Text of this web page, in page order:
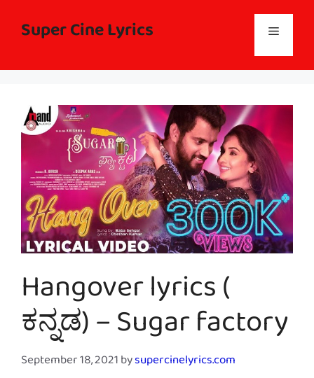
contentSuper Cine Lyrics Menu
Hangover lyrics (
ಕನ್ನಡ) – Sugar factory
September 18, 2021bysupercinelyrics.com